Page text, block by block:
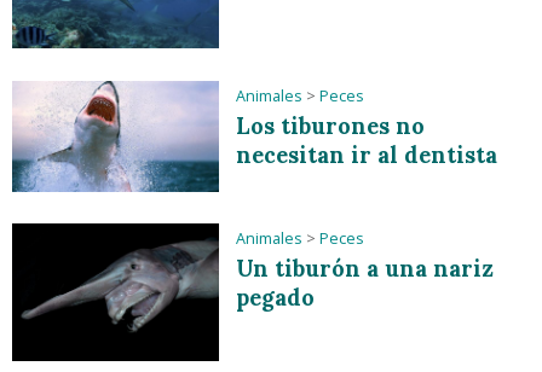
Animales > Peces
Los tiburones no
necesitan ir al dentista
Animales > Peces
Un tiburón a una nariz
pegado